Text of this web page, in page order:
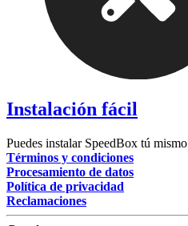
Instalación fácil
Puedes instalar SpeedBox tú
Términos y condiciones
Procesamiento de datos
Política de privacidad
Reclamaciones